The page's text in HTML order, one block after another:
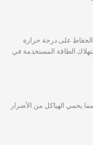
على درجة حرارة
الطاقة المستخدمة في
يحمي الهياكل من الأضرار